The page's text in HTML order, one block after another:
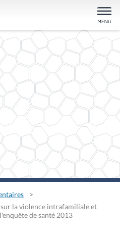
la violence intrafamiliale et
de santé 2013